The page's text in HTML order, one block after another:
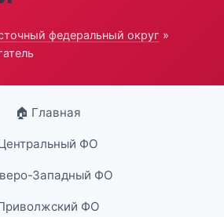
федеральный округ »
🏠 Главная
ФО
Западный ФО
ФО